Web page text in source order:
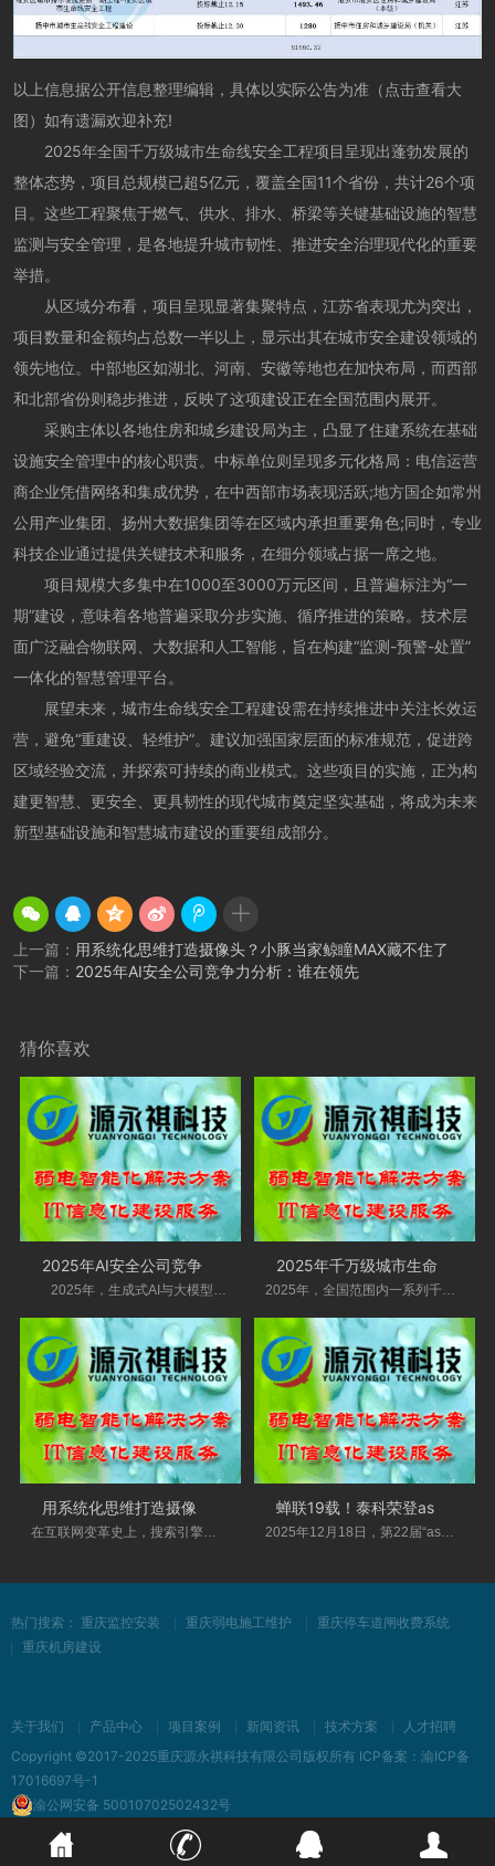
以上信息据公开信息整理编辑，具体以实际公告为准（点击查看大
图） 如有遗漏欢迎补充!
2025年全国千万级城市生命线安全工程项目呈现出蓬勃发展的
整体态势，项目总规模已超5亿元，覆盖全国11个省份，共计26个项
目。这些工程聚焦于燃气、供水、排水、桥梁等关键基础设施的智慧
监测与安全管理，是各地提升城市韧性、推进安全治理现代化的重要
举措。
从区域分布看，项目呈现显著集聚特点，江苏省表现尤为突出，
项目数量和金额均占总数一半以上，显示出其在城市安全建设领域的
领先地位。中部地区如湖北、河南、安徽等地也在加快布局，而西部
和北部省份则稳步推进，反映了这项建设正在全国范围内展开。
采购主体以各地住房和城乡建设局为主，凸显了住建系统在基础
设施安全管理中的核心职责。中标单位则呈现多元化格局：电信运营
商企业凭借网络和集成优势，在中西部市场表现活跃;地方国企如常州
公用产业集团、扬州大数据集团等在区域内承担重要角色;同时，专业
科技企业通过提供关键技术和服务，在细分领域占据一席之地。
项目规模大多集中在1000至3000万元区间，且普遍标注为“一
期”建设，意味着各地普遍采取分步实施、循序推进的策略。技术层
面广泛融合物联网、大数据和人工智能，旨在构建“监测-预警-处置”
一体化的智慧管理平台。
展望未来，城市生命线安全工程建设需在持续推进中关注长效运
营，避免“重建设、轻维护”。建议加强国家层面的标准规范，促进跨
区域经验交流，并探索可持续的商业模式。这些项目的实施，正为构
建更智慧、更安全、更具韧性的现代城市奠定坚实基础，将成为未来
新型基础设施和智慧城市建设的重要组成部分。
上一篇： 用系统化思维打造摄像头？小豚当家鲸瞳MAX藏不住了
下一篇： 2025年AI安全公司竞争力分析：谁在领先
猜你喜欢
2025年，生成式AI与大模型技术已从“概念 2025年，全国范围内一系列千万级城市生命线安全
热门搜索： 重庆监控安装 重庆弱电施工维护
重庆停车道闸收费系统
重庆机房建设
关于我们 产品中心 项目案例 新闻资讯 技术方案
人才招聘
Copyright ©2017-2025重庆源永祺科技有限公司版权所有 ICP备案： 渝ICP备
17016697号-1
渝公网安备 50010702502432号